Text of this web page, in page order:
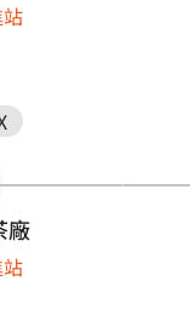
廠